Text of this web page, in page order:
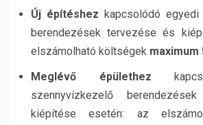
Új építéshez kapcsolódó
berendezések tervezése és
elszámolható költségek maximum
Meglévő épülethez
szennyvízkezelő
kiépítése esetén: az